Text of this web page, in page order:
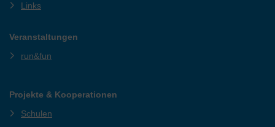
Links
Veranstaltungen
run&fun
Projekte & Kooperationen
Schulen